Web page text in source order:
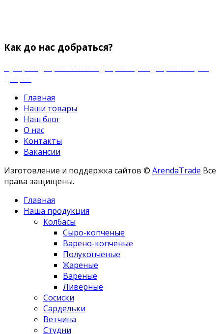
Как до нас добраться?
Главная
Наши товары
Наш блог
О нас
Контакты
Вакансии
Изготовление и поддержка сайтов © ArendaTrade Все
права защищены.
Главная
Наша продукция
Колбасы
Сыро-копченые
Варено-копченые
Полукопченые
Жареные
Вареные
Ливерные
Сосиски
Сардельки
Ветчина
Студни